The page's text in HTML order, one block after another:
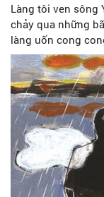
Làng tôi ven sông
chảy qua những
làng uốn cong
Những buổi
sông, đám hoa
lớp khói.